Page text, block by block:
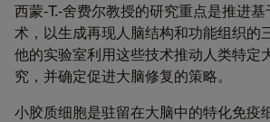
西蒙-T.-舍费尔教授的研究重点是推进
术，以生成再现人脑结构和功能组织的
他的实验室利用这些技术推动人类特定
究，并确定促进大脑修复的策略。
小胶质细胞是驻留在大脑中的特化免疫